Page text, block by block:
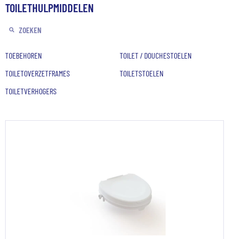
TOILETHULPMIDDELEN
TOEBEHOREN
TOILET / DOUCHESTOELEN
TOILETOVERZETFRAMES
TOILETSTOELEN
TOILETVERHOGERS